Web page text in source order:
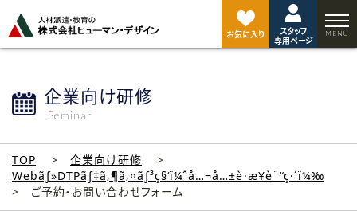
お気に入り
スタッフ
専用ページ
企業向け研修
Seminar
TOP
企業向け研修
Webãƒ»DTPãƒ‡ã‚¶ã‚¤ãƒ³ç§‘ï¼ˆå…¬å…±è·æ¥­è¨“ç·´ï¼‰
ご予約・お問い合わせフォーム
ジ
ト